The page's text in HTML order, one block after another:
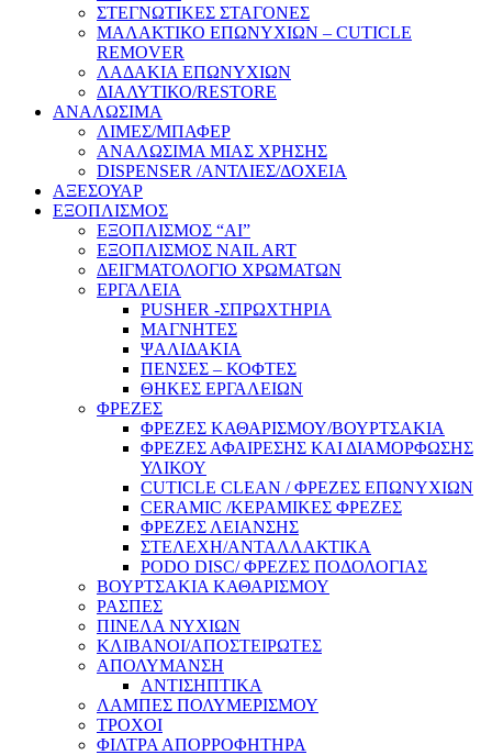
ΣΤΕΓΝΩΤΙΚΕΣ ΣΤΑΓΟΝΕΣ
ΜΑΛΑΚΤΙΚΟ ΕΠΩΝΥΧΙΩΝ – CUTICLE
REMOVER
ΛΑΔΑΚΙΑ ΕΠΩΝΥΧΙΩΝ
ΔΙΑΛΥΤΙΚΟ/RESTORE
ΑΝΑΛΩΣΙΜΑ
ΛΙΜΕΣ/ΜΠΑΦΕΡ
ΑΝΑΛΩΣΙΜΑ ΜΙΑΣ ΧΡΗΣΗΣ
DISPENSER /ΑΝΤΛΙΕΣ/ΔΟΧΕΙΑ
ΑΞΕΣΟΥΑΡ
ΕΞΟΠΛΙΣΜΟΣ
ΕΞΟΠΛΙΣΜΟΣ “AI”
ΕΞΟΠΛΙΣΜΟΣ NAIL ART
ΔΕΙΓΜΑΤΟΛΟΓΙΟ ΧΡΩΜΑΤΩΝ
ΕΡΓΑΛΕΙΑ
PUSHER -ΣΠΡΩΧΤΗΡΙΑ
ΜΑΓΝΗΤΕΣ
ΨΑΛΙΔΑΚΙΑ
ΠΕΝΣΕΣ – ΚΟΦΤΕΣ
ΘΗΚΕΣ ΕΡΓΑΛΕΙΩΝ
ΦΡΕΖΕΣ
ΦΡΕΖΕΣ ΚΑΘΑΡΙΣΜΟΥ/ΒΟΥΡΤΣΑΚΙΑ
ΦΡΕΖΕΣ ΑΦΑΙΡΕΣΗΣ ΚΑΙ ΔΙΑΜΟΡΦΩΣΗΣ
ΥΛΙΚΟΥ
CUTICLE CLEAN / ΦΡΕΖΕΣ ΕΠΩΝΥΧΙΩΝ
CERAMIC /ΚΕΡΑΜΙΚΕΣ ΦΡΕΖΕΣ
ΦΡΕΖΕΣ ΛΕΙΑΝΣΗΣ
ΣΤΕΛΕΧΗ/ΑΝΤΑΛΛΑΚΤΙΚΑ
PODO DISC/ ΦΡΕΖΕΣ ΠΟΔΟΛΟΓΙΑΣ
ΒΟΥΡΤΣΑΚΙΑ ΚΑΘΑΡΙΣΜΟΥ
ΡΑΣΠΕΣ
ΠΙΝΕΛΑ ΝΥΧΙΩΝ
ΚΛΙΒΑΝΟΙ/ΑΠΟΣΤΕΙΡΩΤΕΣ
ΑΠΟΛΥΜΑΝΣΗ
ΑΝΤΙΣΗΠΤΙΚΑ
ΛΑΜΠΕΣ ΠΟΛΥΜΕΡΙΣΜΟΥ
ΤΡΟΧΟΙ
ΦΙΛΤΡΑ ΑΠΟΡΡΟΦΗΤΗΡΑ